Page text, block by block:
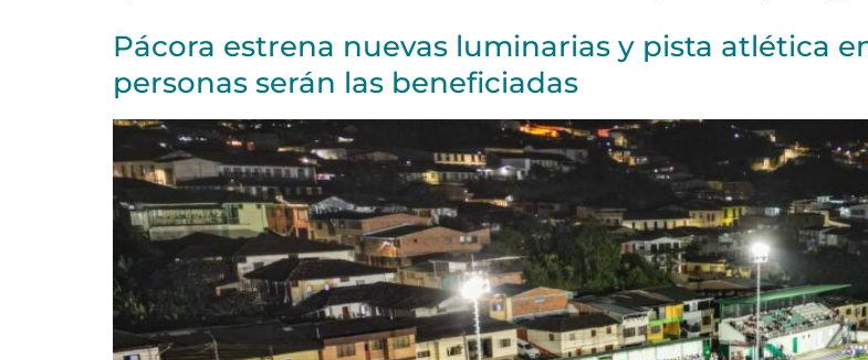
Pácora estrena nuevas luminarias y pista atlética
personas serán las beneficiadas